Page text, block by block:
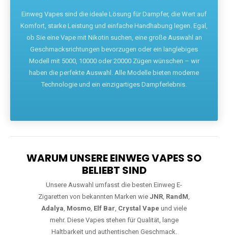
Einweg Vapes sind die ideale Lösung für Dampfer, die Wert auf
Komfort, starke Leistung und einfache Handhabung legen. Egal,
ob Sie eine Vape mit Nikotin suchen, eine große Auswahl an
Geschmacksrichtungen bevorzugen oder ein langlebiges
Modell mit 5000, 10000 oder 20000 Zügen wünschen – wir
haben die perfekte Auswahl. Alle Modelle bieten moderne
Technologie und ein einzigartiges Dampferlebnis.
WARUM UNSERE EINWEG VAPES SO
BELIEBT SIND
Unsere Auswahl umfasst die besten Einweg E-
Zigaretten von bekannten Marken wie JNR, RandM,
Adalya, Mosmo, Elf Bar, Crystal Vape und viele
mehr. Diese Vapes stehen für Qualität, lange
Haltbarkeit und authentischen Geschmack.